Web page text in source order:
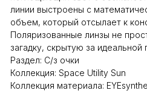
линии выстроены с
объем, который отсылает к
Поляризованные линзы не
загадку, скрытую за идеальной
Раздел: С/з очки
Коллекция: Space Utility Sun
Коллекция материала: